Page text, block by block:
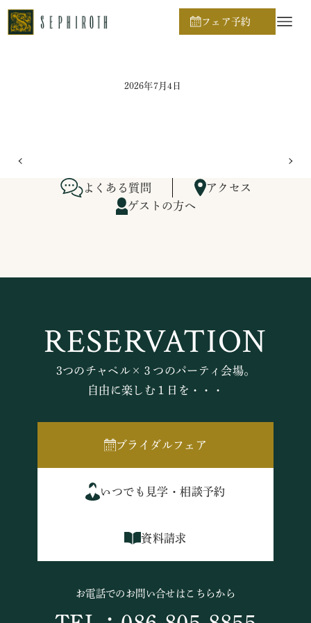
フェア予約
ホーム
2026年7月4日
よくある質問
アクセス
ゲストの方へ
RESERVATION
3つのチャペル×３つのパーティ会場。
自由に楽しむ１日を・・・
ブライダルフェア
いつでも見学・相談予約
資料請求
お電話でのお問い合せはこちらから